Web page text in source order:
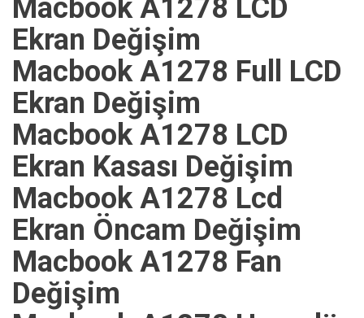
Macbook A1278 LCD
Ekran Değişim
Macbook A1278 Full LCD
Ekran Değişim
Macbook A1278 LCD
Ekran Kasası Değişim
Macbook A1278 Lcd
Ekran Öncam Değişim
Macbook A1278 Fan
Değişim